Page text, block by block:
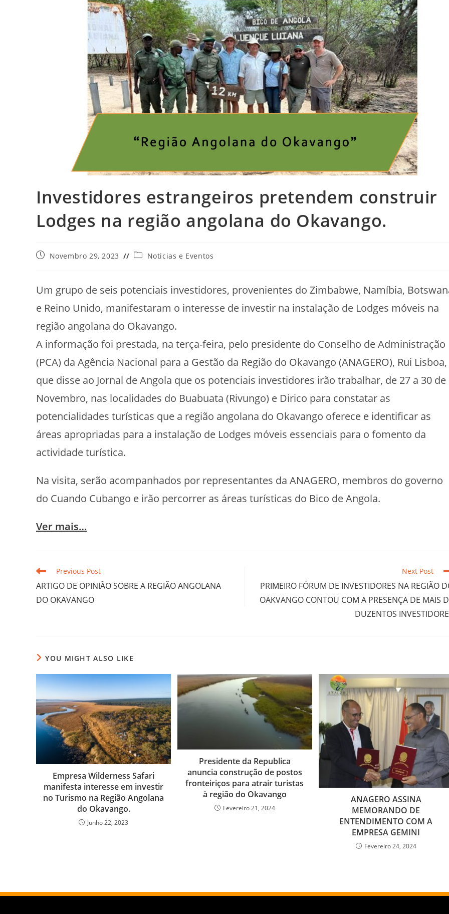
Investidores estrangeiros pretendem construir
Lodges na região angolana do Okavango.
Novembro 29, 2023 Noticias e Eventos
Um grupo de seis potenciais investidores, provenientes do Zimbabwe, Namíbia,
e Reino Unido, manifestaram o interesse de investir na instalação de Lodges móveis na
região angolana do Okavango.
A informação foi prestada, na terça-feira, pelo presidente do Conselho de Administração
(PCA) da Agência Nacional para a Gestão da Região do Okavango (ANAGERO), Rui Lisboa,
que disse ao Jornal de Angola que os potenciais investidores irão trabalhar, de 27 a 30 de
Novembro, nas localidades do Buabuata (Rivungo) e Dirico para constatar as
potencialidades turísticas que a região angolana do Okavango oferece e identificar as
áreas apropriadas para a instalação de Lodges móveis essenciais para o fomento da
actividade turística.
Na visita, serão acompanhados por representantes da ANAGERO, membros do governo
do Cuando Cubango e irão percorrer as áreas turísticas do Bico de Angola.
Ver mais…
Previous Post
ARTIGO DE OPINIÃO SOBRE A REGIÃO ANGOLANA
DO OKAVANGO
Next Post
PRIMEIRO FÓRUM DE INVESTIDORES NA REGIÃO
OAKVANGO CONTOU COM A PRESENÇA DE MAIS
DUZENTOS
YOU MIGHT ALSO LIKE
Empresa Wilderness Safari
manifesta interesse em investir
no Turismo na Região Angolana
do Okavango.
Junho 22, 2023
Presidente da Republica
anuncia construção de postos
fronteiriços para atrair turistas
à região do Okavango
Fevereiro 21, 2024
ANAGERO ASSINA
MEMORANDO DE
ENTENDIMENTO COM A
EMPRESA GEMINI
Fevereiro 24, 2024